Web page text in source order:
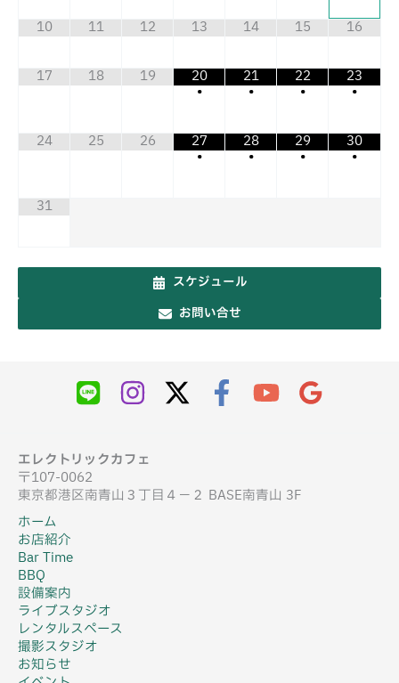
10 11 12 13 14 15 16
17 18 19
20
•
21
•
22
•
23
•
24 25 26
27
•
28
•
29
•
30
•
31
スケジュール
お問い合せ
エレクトリックカフェ
〒107-0062
東京都港区南青山３丁目４−２ BASE南青山 3F
ホーム
お店紹介
Bar Time
BBQ
設備案内
ライブスタジオ
レンタルスペース
撮影スタジオ
お知らせ